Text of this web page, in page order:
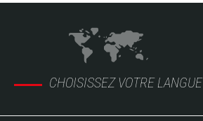
CHOISISSEZ VOTRE LANGUE